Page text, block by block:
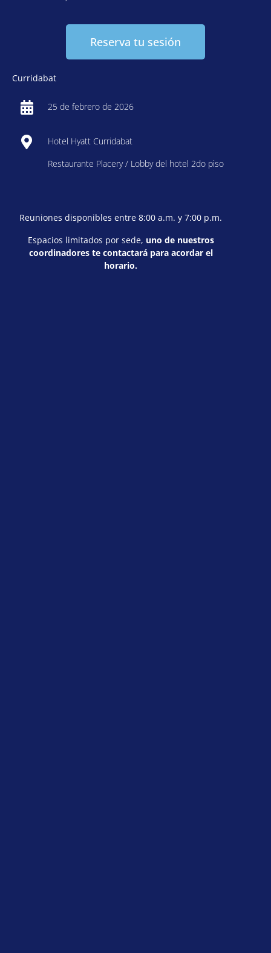
Reserva tu sesión
Curridabat
25 de febrero de 2026
Hotel Hyatt Curridabat
Restaurante Placery / Lobby del hotel 2do piso
Reuniones disponibles entre 8:00 a.m. y 7:00 p.m.
Espacios limitados por sede, uno de nuestros
coordinadores te contactará para acordar el
horario.